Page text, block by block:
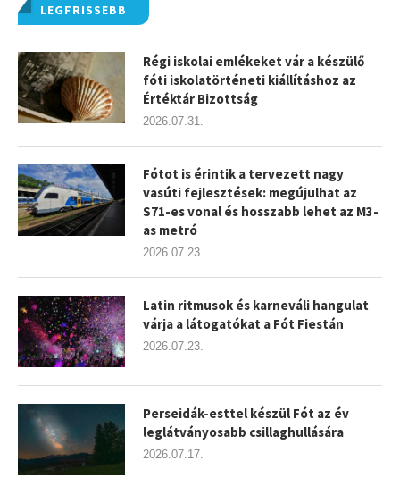
LEGFRISSEBB
Régi iskolai emlékeket vár a készülő
fóti iskolatörténeti kiállításhoz az
Értéktár Bizottság
2026.07.31.
Fótot is érintik a tervezett nagy
vasúti fejlesztések: megújulhat az
S71-es vonal és hosszabb lehet az M3-
as metró
2026.07.23.
Latin ritmusok és karneváli hangulat
várja a látogatókat a Fót Fiestán
2026.07.23.
Perseidák-esttel készül Fót az év
leglátványosabb csillaghullására
2026.07.17.